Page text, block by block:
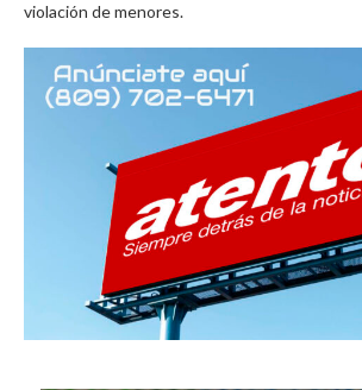
violación de menores.